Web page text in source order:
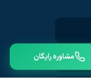
مشاوره رایگان